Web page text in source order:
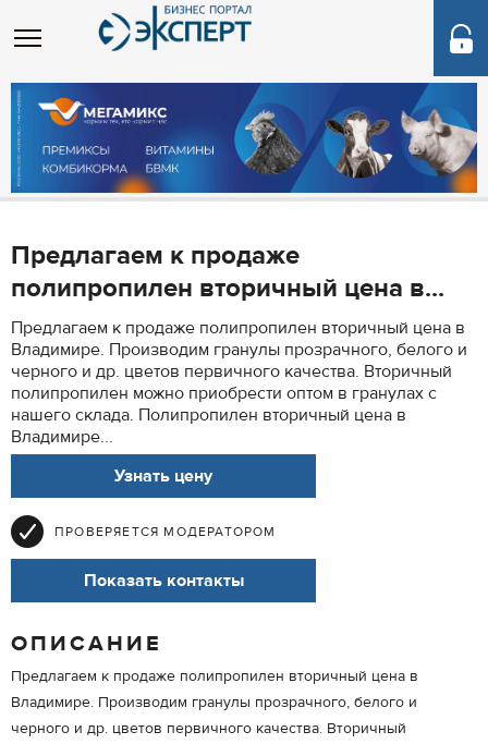
Предлагаем к продаже
полипропилен вторичный цена в...
Предлагаем к продаже полипропилен вторичный цена в
Владимире. Производим гранулы прозрачного, белого и
черного и др. цветов первичного качества. Вторичный
полипропилен можно приобрести оптом в гранулах с
нашего склада. Полипропилен вторичный цена в
Владимире...
Узнать цену
ПРОВЕРЯЕТСЯ МОДЕРАТОРОМ
Показать контакты
ОПИСАНИЕ
Предлагаем к продаже полипропилен вторичный цена в
Владимире. Производим гранулы прозрачного, белого и
черного и др. цветов первичного качества. Вторичный